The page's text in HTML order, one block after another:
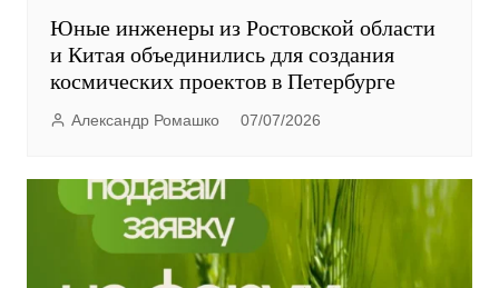
Юные инженеры из Ростовской области
и Китая объединились для создания
космических проектов в Петербурге
Александр Ромашко 07/07/2026